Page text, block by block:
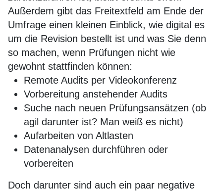
Außerdem gibt das Freitextfeld am Ende der
Umfrage einen kleinen Einblick, wie digital es
um die Revision bestellt ist und was Sie denn
so machen, wenn Prüfungen nicht wie
gewohnt stattfinden können:
Remote Audits per Videokonferenz
Vorbereitung anstehender Audits
Suche nach neuen Prüfungsansätzen (ob
agil darunter ist? Man weiß es nicht)
Aufarbeiten von Altlasten
Datenanalysen durchführen oder
vorbereiten
Doch darunter sind auch ein paar negative